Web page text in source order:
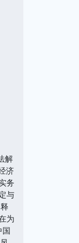
解
济
务
与
为
国